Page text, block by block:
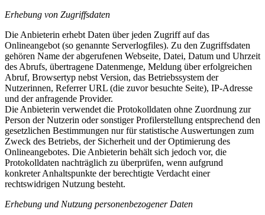
Erhebung von Zugriffsdaten
Die Anbieterin erhebt Daten über jeden Zugriff auf das
Onlineangebot (so genannte Serverlogfiles). Zu den Zugriffsdaten
gehören Name der abgerufenen Webseite, Datei, Datum und Uhrzeit
des Abrufs, übertragene Datenmenge, Meldung über erfolgreichen
Abruf, Browsertyp nebst Version, das Betriebssystem der
Nutzerinnen, Referrer URL (die zuvor besuchte Seite), IP-Adresse
und der anfragende Provider.
Die Anbieterin verwendet die Protokolldaten ohne Zuordnung zur
Person der Nutzerin oder sonstiger Profilerstellung entsprechend den
gesetzlichen Bestimmungen nur für statistische Auswertungen zum
Zweck des Betriebs, der Sicherheit und der Optimierung des
Onlineangebotes. Die Anbieterin behält sich jedoch vor, die
Protokolldaten nachträglich zu überprüfen, wenn aufgrund
konkreter Anhaltspunkte der berechtigte Verdacht einer
rechtswidrigen Nutzung besteht.
Erhebung und Nutzung personenbezogener Daten